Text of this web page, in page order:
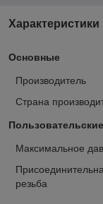
Характеристики
Основные
Производитель
Страна
Максимальное
резьба